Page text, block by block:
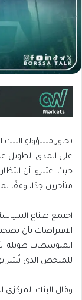
تجاوز مسؤولو
على المدى الطويل
حيث اعتبروا أن
متأخرين جدًا، وفقًا
الافتراضات بأن
للملخص الذي نُشر
وقال البنك المركزي